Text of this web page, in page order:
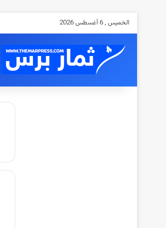
الخميس , 6 أغسطس 2026